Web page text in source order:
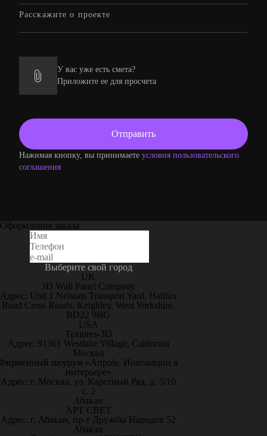
У вас уже есть смета?
Приложите ее для просчета
Нажимая кнопку, вы принимаете условия пользовательского
соглашения
Оформление заказа
Выберите свой город
UK
3D Wall Panel Company
Адрес: Unit 1 Nelsons Transport Yard, Halifax
Road Cross Roads, Keighley, West Yorkshire,
BD22 9BG
USA
Textures-3D
Адрес: 91361 Westlake Village, California
Москва
шоурум «Artpole. Инновации в
интерьере»
Адрес: г. Москва, ул. Каретный Ряд, д. 5/10
с. 2
Абакан
АРТ СВЕТ
Адрес: г. Абакан, пр-т Дружбы Народов 52
Абакан